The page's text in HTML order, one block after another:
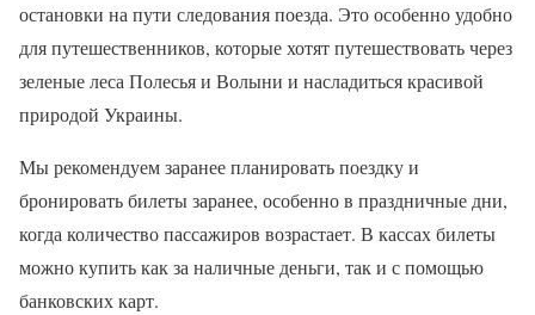
остановки на пути следования поезда. Это особенно удобно
для путешественников, которые хотят путешествовать через
зеленые леса Полесья и Волыни и насладиться красивой
природой Украины.
Мы рекомендуем заранее планировать поездку и
бронировать билеты заранее, особенно в праздничные дни,
когда количество пассажиров возрастает. В кассах билеты
можно купить как за наличные деньги, так и с помощью
банковских карт.